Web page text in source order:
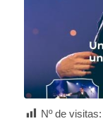
Nº de visitas: